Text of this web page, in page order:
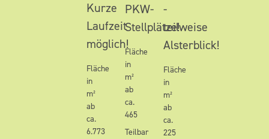
Kurze
Laufzeit
möglich!
Fläche
in
m²
ab
ca.
6.773
PKW-
Stellplätze!
Fläche
in
m²
ab
ca.
465
Teilbar
-
teilweise
Alsterblick!
Fläche
in
m²
ab
ca.
225